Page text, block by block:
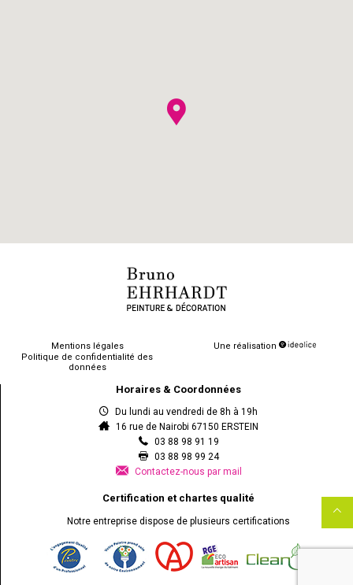
Mentions légales
Politique de confidentialité des
données
Une réalisation
Horaires & Coordonnées
Du lundi au vendredi de 8h à 19h
16 rue de Nairobi 67150 ERSTEIN
03 88 98 91 19
03 88 98 99 24
Contactez-nous par mail
Certification et chartes qualité
Notre entreprise dispose de plusieurs certifications